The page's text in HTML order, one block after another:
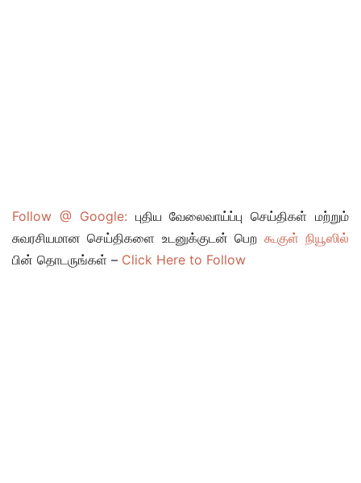
Follow @ Google: புதிய வேலைவாய்ப்பு செய்திகள் மற்றும்
சுவரசியமான செய்திகளை உடனுக்குடன் பெற கூகுள் நியூஸில்
பின் தொடருங்கள் – Click Here to Follow